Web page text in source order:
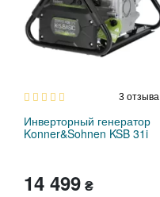
3 отзыва
Инверторный генератор
Konner&Sohnen KSB 31i
14 499₴